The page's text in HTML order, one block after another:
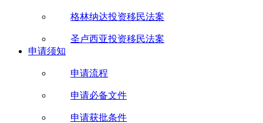
格林纳达投资移民法案
圣卢西亚投资移民法案
申请须知
申请流程
申请必备文件
申请获批条件